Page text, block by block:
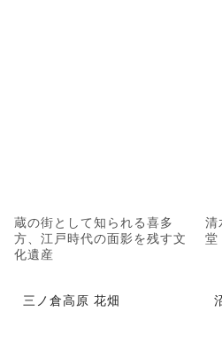
蔵の街として知られる喜多
方、江戸時代の面影を残す文
化遺産
清
堂
三ノ倉高原 花畑